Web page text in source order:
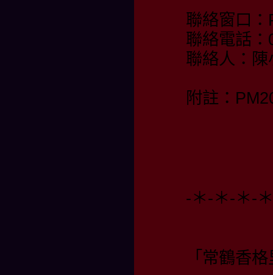
聯絡窗口
聯絡電話
聯絡人：陳
附註：
-＊-＊-＊-
「常鶴香